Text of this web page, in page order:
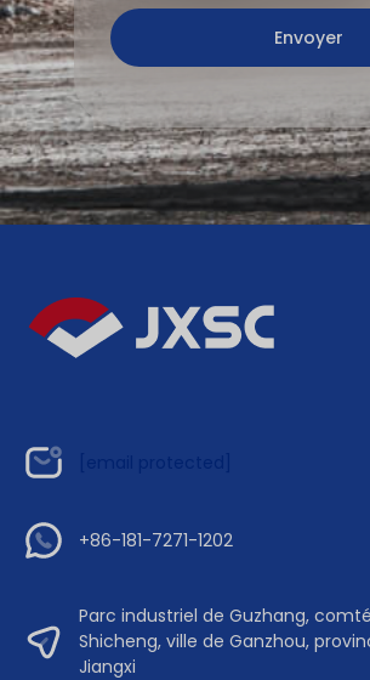
+86-181-7271-1202
Parc industriel de Guzhang,
Shicheng, ville de Ganzhou,
Jiangxi